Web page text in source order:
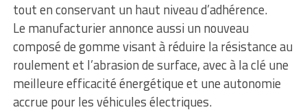
tout en conservant un haut niveau d’adhérence.
Le manufacturier annonce aussi un nouveau
composé de gomme visant à réduire la résistance au
roulement et l’abrasion de surface, avec à la clé une
meilleure efficacité énergétique et une autonomie
accrue pour les véhicules électriques.